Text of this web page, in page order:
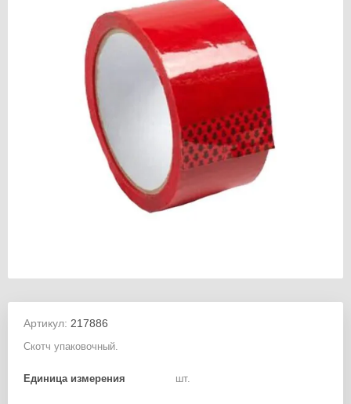
Артикул: 217886
Скотч упаковочный.
Единица измерения шт.